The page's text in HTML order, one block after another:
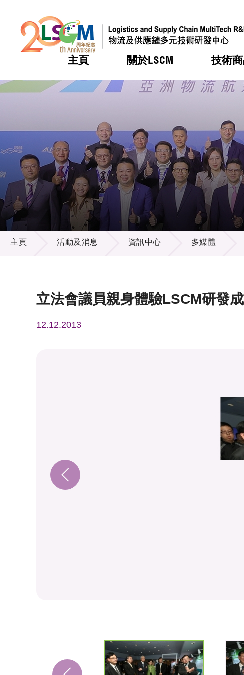
主頁 關於LSCM
熱門 機構簡介
組織架構
組織架構
董事局
研究顧問
招標通告
技術
熱門 服務
可獲授權之
應用於公共
重點項目
熱門 合作計劃
資助計劃
資助計劃
稅務優惠
申請
評審
徵求研發項
項目資料庫
熱門 活動
獎項
新聞中心
媒體報導
新聞稿
資訊中心
多媒體
出版刊物
熱門 會籍及服務
會員列表
會員登入
活動及消息
主頁 活動及消息 資訊中心 多媒體
立法會議員親身體驗LSCM研發
12.12.2013